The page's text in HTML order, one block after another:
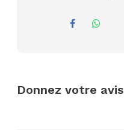
Donnez votre avis